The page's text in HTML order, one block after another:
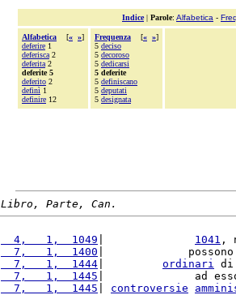
Indice| Parole: Alfabetica -
Alfabetica [« »]
deferire 1
deferisca 2
deferita 2
deferite 5
deferito 2
definì 1
definire 12
Frequenza [« »]
5 deciso
5 decoroso
5 dedicarsi
5 deferite
5 definiscano
5 deputati
5 designata
Libro, Parte, Can.
  4,   1,  1049
1041 ,
  7,   1,  1400
|
  7,   1,  1444
ordinari di
  7,   1,  1445
|              ad
  7,   1,  1445
controversie